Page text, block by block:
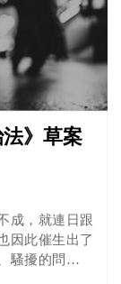
法》草案
成，就連日跟
因此催生出了
騷擾的問題我